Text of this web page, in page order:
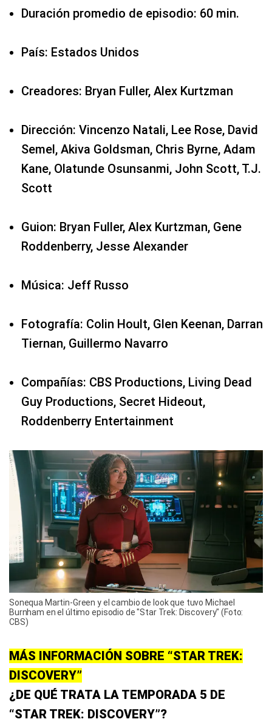
Duración promedio de episodio: 60 min.
País: Estados Unidos
Creadores: Bryan Fuller, Alex Kurtzman
Dirección: Vincenzo Natali, Lee Rose, David
Semel, Akiva Goldsman, Chris Byrne, Adam
Kane, Olatunde Osunsanmi, John Scott, T.J.
Scott
Guion: Bryan Fuller, Alex Kurtzman, Gene
Roddenberry, Jesse Alexander
Música: Jeff Russo
Fotografía: Colin Hoult, Glen Keenan, Darran
Tiernan, Guillermo Navarro
Compañías: CBS Productions, Living Dead
Guy Productions, Secret Hideout,
Roddenberry Entertainment
Sonequa Martin-Green y el cambio de look que tuvo Michael
Burnham en el último episodio de "Star Trek: Discovery" (Foto:
CBS)
MÁS INFORMACIÓN SOBRE “STAR TREK:
DISCOVERY”
¿DE QUÉ TRATA LA TEMPORADA 5 DE
“STAR TREK: DISCOVERY”?